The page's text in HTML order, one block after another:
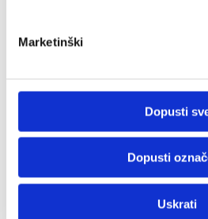
Marketinški
Dopusti
Dopusti
Uskrati